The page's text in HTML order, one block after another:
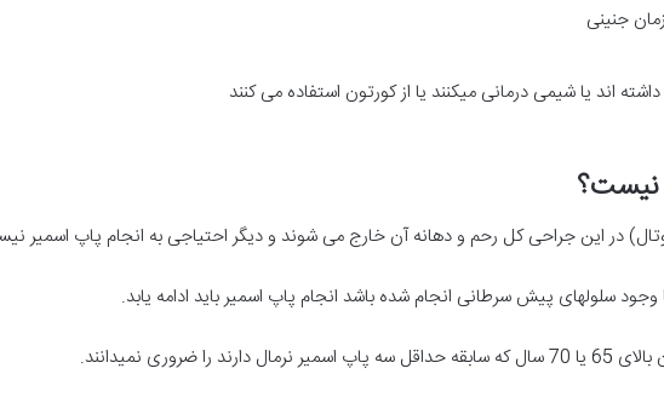
اند یا شیمی درمانی میکنند یا از کورتون استفاده می کنند
نیست؟
در این جراحی کل رحم و دهانه آن خارج می شوند و دیگر احتیاجی به انجام پاپ اسمیر
سلولهای پیش سرطانی انجام شده باشد انجام پاپ اسمیر باید ادامه یابد.
نمیدانند.